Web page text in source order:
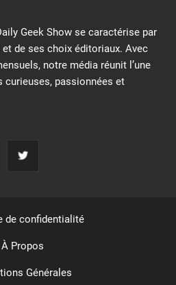
Geek Show se caractérise par
de ses choix éditoriaux. Avec
notre média réunit l’une
curieuses, passionnées et
de confidentialité
À Propos
Générales